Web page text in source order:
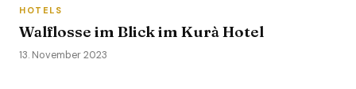
HOTELS
Walflosse im Blick im Kurà Hotel
13. November 2023